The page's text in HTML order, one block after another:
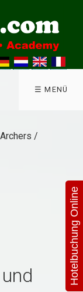
☰ MENÜ
/
Hotelbuchung Online